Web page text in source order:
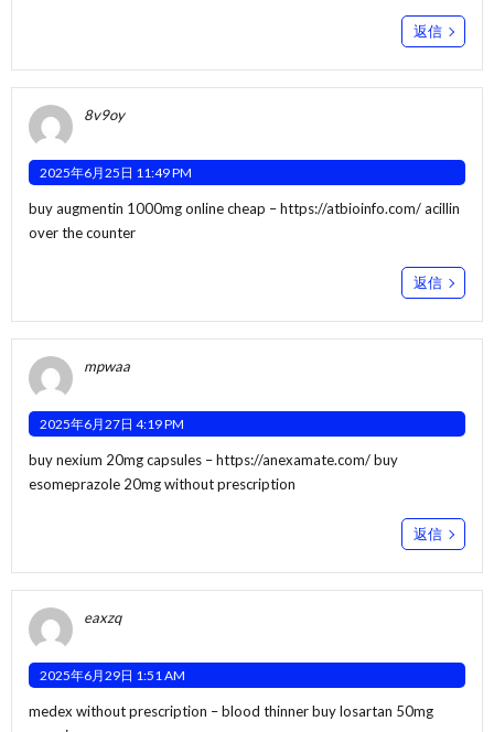
返信
8v9oy
2025年6月25日 11:49 PM
buy augmentin 1000mg online cheap –https://atbioinfo.com/acillin
over the counter
返信
mpwaa
2025年6月27日 4:19 PM
buy nexium 20mg capsules –https://anexamate.com/buy
esomeprazole 20mg without prescription
返信
eaxzq
2025年6月29日 1:51 AM
medex without prescription –blood thinnerbuy losartan 50mg